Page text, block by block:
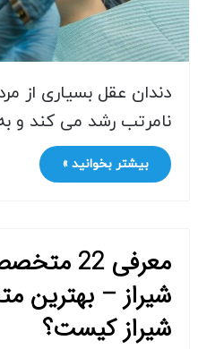
دندان عقل بسیاری از
نامرتب رشد می کند و
بیشتر بخوانید »
معرفی
شیراز –
شیراز کیست؟